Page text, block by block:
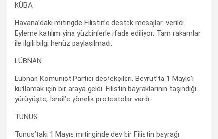
KÜBA
Havana’daki mitingde Filistin’e destek mesajları verildi.
Eyleme katılım yina yüzbinlerle ifade ediliyor. Tam rakamlar
ile ilgili bilgi henüz paylaşılmadı.
LÜBNAN
Lübnan Komünist Partisi destekçileri, Beyrut’ta 1 Mayıs’ı
kutlamak için bir araya geldi. Filistin bayraklarının taşındığı
yürüyüşte, İsrail’e yönelik protestolar vardı.
TUNUS
Tunus’taki 1 Mayıs mitinginde dev bir Filistin bayrağı